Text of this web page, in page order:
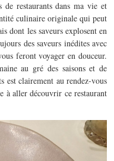
restaurants dans ma vie et
culinaire originale qui peut
dont les saveurs explosent en
des saveurs inédites avec
feront voyager en douceur.
au gré des saisons et de
est clairement au rendez-vous
à aller découvrir ce restaurant